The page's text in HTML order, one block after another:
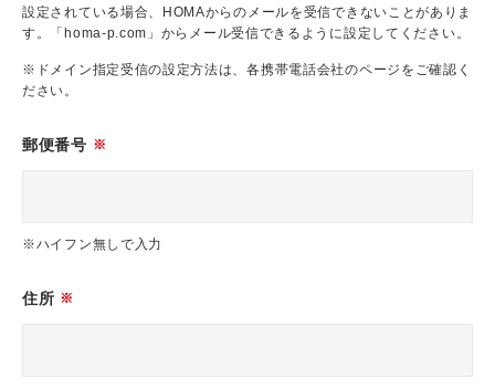
設定されている場合、HOMAからのメールを受信できないことがありま
す。「homa-p.com」からメール受信できるように設定してください。
※ドメイン指定受信の設定方法は、各携帯電話会社のページをご確認く
ださい。
郵便番号 ※
※ハイフン無しで入力
住所 ※